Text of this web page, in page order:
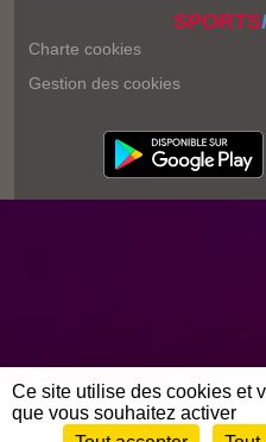
SPORTS
Charte cookies
Gestion des cookies
Ce site utilise des cookies et
que vous souhaitez activer